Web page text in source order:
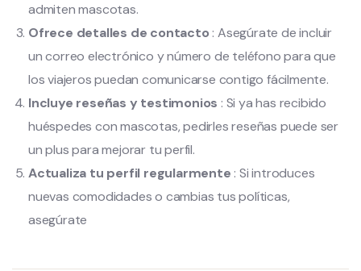
admiten mascotas.
Ofrece detalles de contacto : Asegúrate de incluir
un correo electrónico y número de teléfono para que
los viajeros puedan comunicarse contigo fácilmente.
Incluye reseñas y testimonios : Si ya has recibido
huéspedes con mascotas, pedirles reseñas puede ser
un plus para mejorar tu perfil.
Actualiza tu perfil regularmente : Si introduces
nuevas comodidades o cambias tus políticas,
asegúrate